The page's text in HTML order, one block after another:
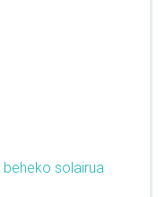
beheko solairua